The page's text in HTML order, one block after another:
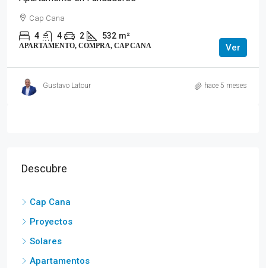
Cap Cana
4 4 2 532 m²
APARTAMENTO, COMPRA, CAP CANA Ver
Gustavo Latour hace 5 meses
Descubre
Cap Cana
Proyectos
Solares
Apartamentos